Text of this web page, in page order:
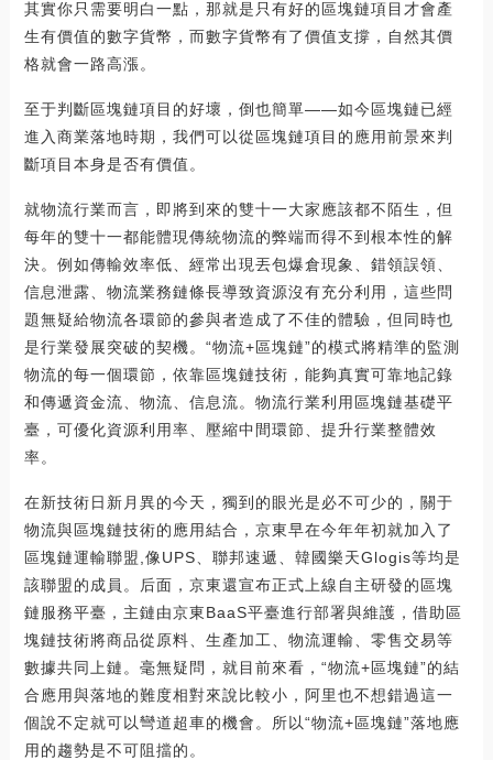
其實你只需要明白一點，那就是只有好的區塊鏈項目才會產
生有價值的數字貨幣，而數字貨幣有了價值支撐，自然其價
格就會一路高漲。
至于判斷區塊鏈項目的好壞，倒也簡單——如今區塊鏈已經
進入商業落地時期，我們可以從區塊鏈項目的應用前景來判
斷項目本身是否有價值。
就物流行業而言，即將到來的雙十一大家應該都不陌生，但
每年的雙十一都能體現傳統物流的弊端而得不到根本性的解
決。例如傳輸效率低、經常出現丟包爆倉現象、錯領誤領、
信息泄露、物流業務鏈條長導致資源沒有充分利用，這些問
題無疑給物流各環節的參與者造成了不佳的體驗，但同時也
是行業發展突破的契機。“物流+區塊鏈”的模式將精準的監測
物流的每一個環節，依靠區塊鏈技術，能夠真實可靠地記錄
和傳遞資金流、物流、信息流。物流行業利用區塊鏈基礎平
臺，可優化資源利用率、壓縮中間環節、提升行業整體效
率。
在新技術日新月異的今天，獨到的眼光是必不可少的，關于
物流與區塊鏈技術的應用結合，京東早在今年年初就加入了
區塊鏈運輸聯盟,像UPS、聯邦速遞、韓國樂天Glogis等均是
該聯盟的成員。后面，京東還宣布正式上線自主研發的區塊
鏈服務平臺，主鏈由京東BaaS平臺進行部署與維護，借助區
塊鏈技術將商品從原料、生產加工、物流運輸、零售交易等
數據共同上鏈。毫無疑問，就目前來看，“物流+區塊鏈”的結
合應用與落地的難度相對來說比較小，阿里也不想錯過這一
個說不定就可以彎道超車的機會。所以“物流+區塊鏈”落地應
用的趨勢是不可阻擋的。